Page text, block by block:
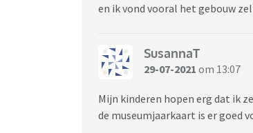
en ik vond vooral het gebouw
SusannaT
29-07-2021 om 13:07
Mijn kinderen hopen erg dat ik
de museumjaarkaart is er goed